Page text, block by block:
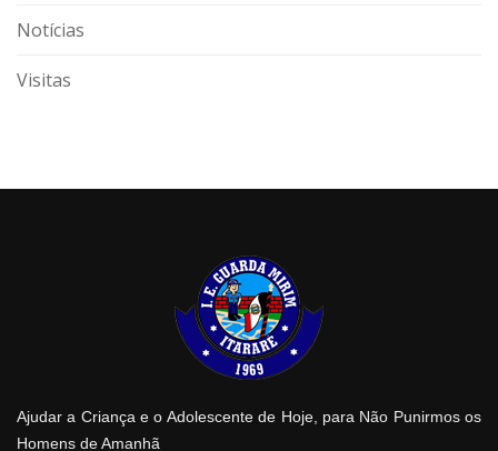
Notícias
Visitas
Ajudar a Criança e o Adolescente de Hoje, para Não Punirmos os
Homens de Amanhã